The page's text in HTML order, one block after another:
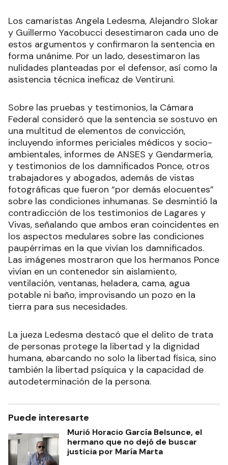
Los camaristas Angela Ledesma, Alejandro Slokar
y Guillermo Yacobucci desestimaron cada uno de
estos argumentos y confirmaron la sentencia en
forma unánime. Por un lado, desestimaron las
nulidades planteadas por el defensor, así como la
asistencia técnica ineficaz de Ventiruni.
Sobre las pruebas y testimonios, la Cámara
Federal consideró que la sentencia se sostuvo en
una multitud de elementos de convicción,
incluyendo informes periciales médicos y socio-
ambientales, informes de ANSES y Gendarmería,
y testimonios de los damnificados Ponce, otros
trabajadores y abogados, además de vistas
fotográficas que fueron “por demás elocuentes”
sobre las condiciones inhumanas. Se desmintió la
contradicción de los testimonios de Lagares y
Vivas, señalando que ambos eran coincidentes en
los aspectos medulares sobre las condiciones
paupérrimas en la que vivían los damnificados.
Las imágenes mostraron que los hermanos Ponce
vivían en un contenedor sin aislamiento,
ventilación, ventanas, heladera, cama, agua
potable ni baño, improvisando un pozo en la
tierra para sus necesidades.
La jueza Ledesma destacó que el delito de trata
de personas protege la libertad y la dignidad
humana, abarcando no solo la libertad física, sino
también la libertad psíquica y la capacidad de
autodeterminación de la persona.
Puede interesarte
Murió Horacio García Belsunce, el
hermano que no dejó de buscar
justicia por María Marta